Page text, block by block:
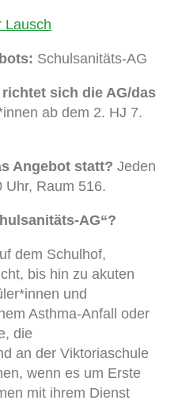
Lausch
Schulsanitäts-AG
sich die AG/das
ab dem 2. HJ 7.
Angebot statt? Jeden
Uhr, Raum 516.
AG“?
dem Schulhof,
bis hin zu akuten
und
Asthma-Anfall oder
die
an der Viktoriaschule
wenn es um Erste
mit ihrem Dienst